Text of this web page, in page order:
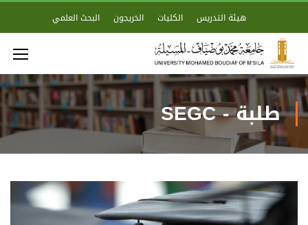
هيئة التدريس الكليات الخريجون البحث العلمي
طلبة - SEGC